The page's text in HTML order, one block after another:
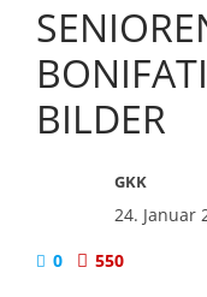
BILDER
GKK
24. Januar
0
550